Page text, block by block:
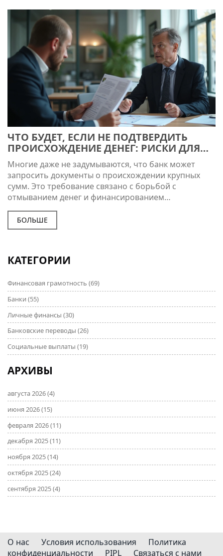
ЧТО БУДЕТ, ЕСЛИ НЕ ПОДТВЕРДИТЬ
ПРОИСХОЖДЕНИЕ ДЕНЕГ: РИСКИ ДЛЯ
ВКЛАДЧИКОВ
Многие даже не задумываются, что банк может
запросить документы о происхождении крупных
сумм. Это требование связано с борьбой с
отмыванием денег и финансированием
терроризма. Если не подтвердить происхождение
денег, можно столкнуться с блокировкой счета,
отказом в обслуживании или даже проверками со
если вы не можете их предоставить. Без паники —
к своим деньгам.
БОЛЬШЕ
КАТЕГОРИИ
Финансовая грамотность (69)
Банки (55)
Личные финансы (30)
Банковские переводы (26)
Социальные выплаты (19)
АРХИВЫ
августа 2026(4)
июня 2026(15)
февраля 2026(11)
декабря 2025(11)
ноября 2025(14)
октября 2025(24)
сентября 2025(4)
О нас Условия использования
Политика
конфиденциальности
PIPL Связаться с нами